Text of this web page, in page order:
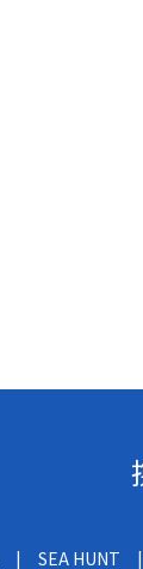
SEA HUNT